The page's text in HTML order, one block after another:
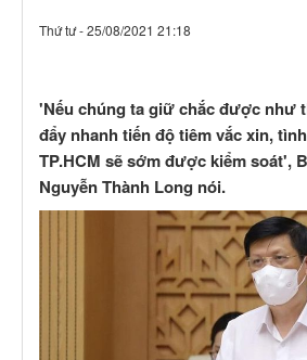
Thứ tư - 25/08/2021 21:18
'Nếu chúng ta giữ chắc được như
đẩy nhanh tiến độ tiêm vắc xin,
TP.HCM sẽ sớm được kiểm soát',
Nguyễn Thành Long nói.